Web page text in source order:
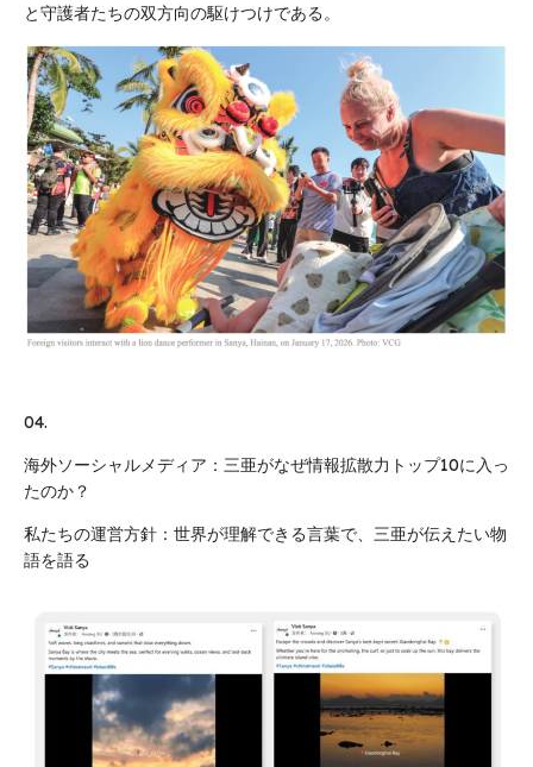
と守護者たちの双方向の駆けつけである。
04.
海外ソーシャルメディア：三亜がなぜ情報拡散力トップ10に入っ
たのか？
私たちの運営方針：世界が理解できる言葉で、三亜が伝えたい物
語を語る